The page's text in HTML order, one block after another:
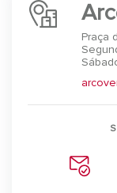
Praça